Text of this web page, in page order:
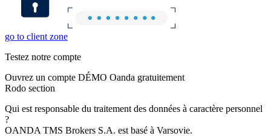
go to client zone
Testez notre compte
Ouvrez un compte DÉMO Oanda gratuitement
Rodo section
Qui est responsable du traitement des données à caractère personnel
?
OANDA TMS Brokers S.A. est basé à Varsovie.